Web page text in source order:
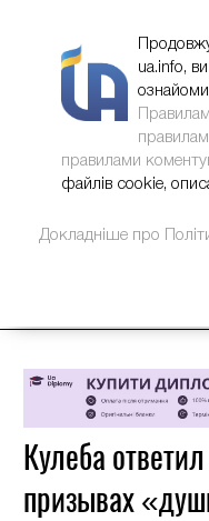
Кулеба
призывах
ua.info,
правилами
файлів cookie,
Докладніше про